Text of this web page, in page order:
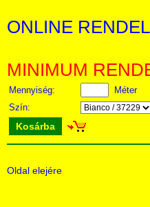
ONLINE
MINIMUM
Mennyiség:
Méter
Szín:
Kosárba
Oldal elejére